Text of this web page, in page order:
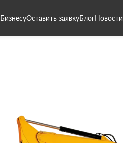
БизнесуОставить заявкуБлогНовости